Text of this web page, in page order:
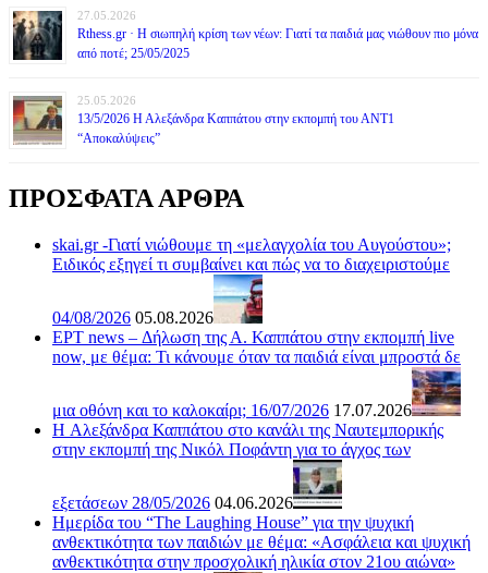
27.05.2026
Rthess.gr · Η σιωπηλή κρίση των νέων: Γιατί τα παιδιά μας νιώθουν πιο μόνα
από ποτέ; 25/05/2025
25.05.2026
13/5/2026 Η Αλεξάνδρα Καππάτου στην εκπομπή του ΑΝΤ1
“Αποκαλύψεις”
ΠΡΟΣΦΑΤΑ ΑΡΘΡΑ
skai.gr -Γιατί νιώθουμε τη «μελαγχολία του Αυγούστου»;
Ειδικός εξηγεί τι συμβαίνει και πώς να το διαχειριστούμε
04/08/2026 05.08.2026
ΕΡΤ news – Δήλωση της Α. Καππάτου στην εκπομπή live
now, με θέμα: Τι κάνουμε όταν τα παιδιά είναι μπροστά δε
μια οθόνη και το καλοκαίρι; 16/07/2026 17.07.2026
H Αλεξάνδρα Καππάτου στο κανάλι της Ναυτεμπορικής
στην εκπομπή της Νικόλ Ποφάντη για το άγχος των
εξετάσεων 28/05/2026 04.06.2026
Ημερίδα του “The Laughing House” για την ψυχική
ανθεκτικότητα των παιδιών με θέμα: «Ασφάλεια και ψυχική
ανθεκτικότητα στην προσχολική ηλικία στον 21ου αιώνα»